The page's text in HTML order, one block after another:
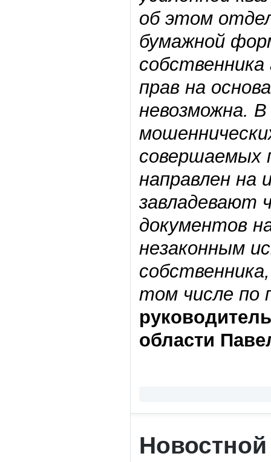
об этом
бумажной
прав на
невозможна.
совершаемых
направлен на
завладевают
документов
незаконным
том числе по
области